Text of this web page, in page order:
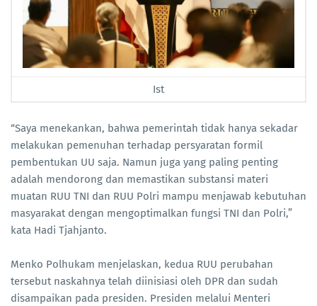
Ist
“Saya menekankan, bahwa pemerintah tidak hanya sekadar
melakukan pemenuhan terhadap persyaratan formil
pembentukan UU saja. Namun juga yang paling penting
adalah mendorong dan memastikan substansi materi
muatan RUU TNI dan RUU Polri mampu menjawab kebutuhan
masyarakat dengan mengoptimalkan fungsi TNI dan Polri,”
kata Hadi Tjahjanto.
Menko Polhukam menjelaskan, kedua RUU perubahan
tersebut naskahnya telah diinisiasi oleh DPR dan sudah
disampaikan pada presiden. Presiden melalui Menteri